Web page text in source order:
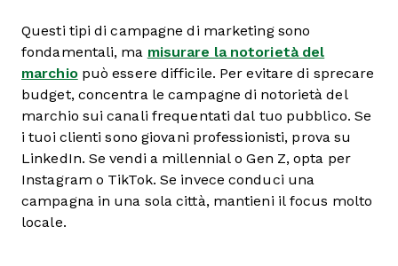
Questi tipi di campagne di marketing sono
fondamentali, ma misurare la notorietà del
marchiopuò essere difficile. Per evitare di sprecare
budget, concentra le campagne di notorietà del
marchio sui canali frequentati dal tuo pubblico. Se
i tuoi clienti sono giovani professionisti, prova su
LinkedIn. Se vendi a millennial o Gen Z, opta per
Instagram o TikTok. Se invece conduci una
campagna in una sola città, mantieni il focus molto
locale.